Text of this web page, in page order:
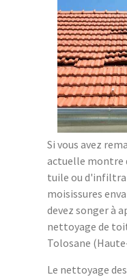
Si vous avez
actuelle montre
tuile ou
moisissures
devez songer à
nettoyage de
Tolosane
Le nettoyage